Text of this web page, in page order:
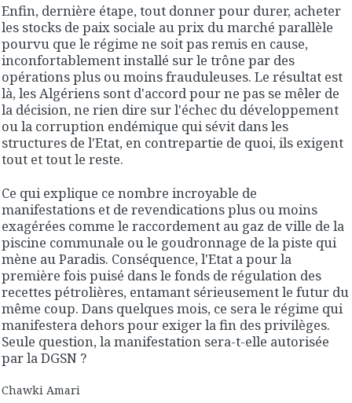
Enfin, dernière étape, tout donner pour durer, acheter
les stocks de paix sociale au prix du marché parallèle
pourvu que le régime ne soit pas remis en cause,
inconfortablement installé sur le trône par des
opérations plus ou moins frauduleuses. Le résultat est
là, les Algériens sont d'accord pour ne pas se mêler de
la décision, ne rien dire sur l'échec du développement
ou la corruption endémique qui sévit dans les
structures de l'Etat, en contrepartie de quoi, ils exigent
tout et tout le reste.
Ce qui explique ce nombre incroyable de
manifestations et de revendications plus ou moins
exagérées comme le raccordement au gaz de ville de la
piscine communale ou le goudronnage de la piste qui
mène au Paradis. Conséquence, l'Etat a pour la
première fois puisé dans le fonds de régulation des
recettes pétrolières, entamant sérieusement le futur du
même coup. Dans quelques mois, ce sera le régime qui
manifestera dehors pour exiger la fin des privilèges.
Seule question, la manifestation sera-t-elle autorisée
par la DGSN ?
Chawki Amari